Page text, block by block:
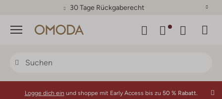
30 Tage Rückgaberecht
Menü
Logge dich ein und shoppe mit Early Access bis zu 50 % Rabatt.